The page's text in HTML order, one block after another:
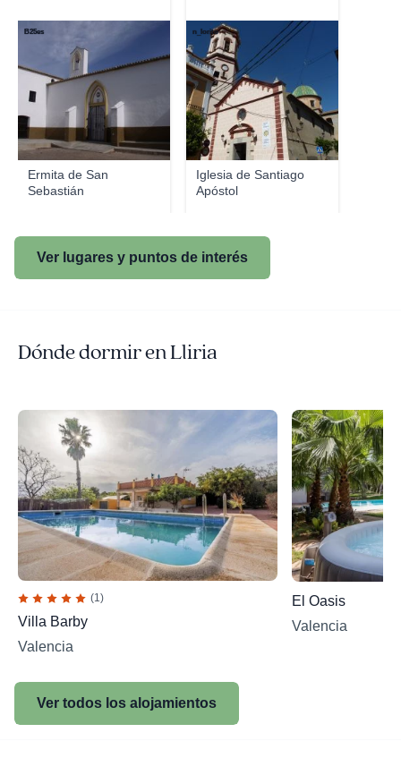
Ermita de San
Sebastián
B25es
Iglesia de Santiago
Apóstol
n_lorito
Ver lugares y puntos de interés
Dónde dormir en Lliria
(1)
Villa Barby
Valencia
El Oasis
Valencia
Ver todos los alojamientos